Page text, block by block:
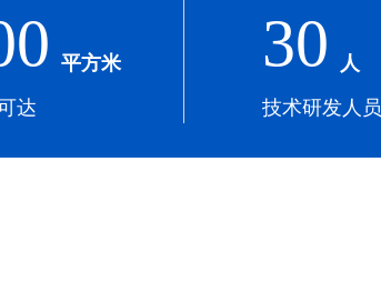
平方米
达
30
人
技术研发人员